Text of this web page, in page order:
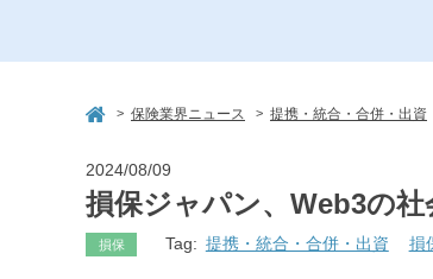
> 保険業界ニュース > 提携・統合・合併・出資
2024/08/09
損保ジャパン、Web3の
損保 Tag: 提携・統合・合併・出資 損